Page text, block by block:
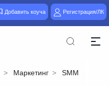
Добавить коуча Регистрация/ЛК
Маркетинг SMM